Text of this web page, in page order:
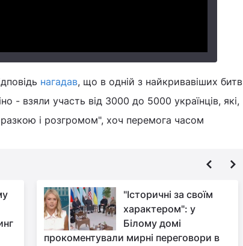
нагадав, що в одній з найкривавіших битв
- взяли участь від 3000 до 5000 українців, які,
і розгромом", хоч перемога часом
"Історичні за своїм
характером": у
Білому домі
прокоментували мирні переговори в